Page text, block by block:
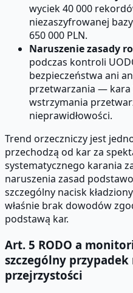
wyciek 40 000
niezaszyfrowanej
650 000 PLN.
Naruszenie zasady
podczas kontroli
bezpieczeństwa ani
przetwarzania — kara
wstrzymania
nieprawidłowości.
Trend orzeczniczy jest
przechodzą od kar za
systematycznego karania
naruszenia zasad
szczególny nacisk
właśnie brak dowodów
podstawą kar.
Art. 5 RODO a
szczególny
przejrzystości